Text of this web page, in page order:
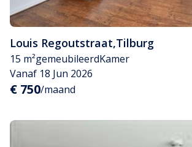
Louis Regoutstraat,Tilburg
15 m²gemeubileerdKamer
Vanaf 18 Jun 2026
€ 750/maand